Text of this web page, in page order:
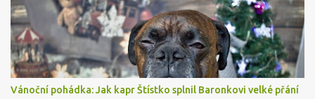
Vánoční pohádka: Jak kapr Štístko splnil Baronkovi velké přání